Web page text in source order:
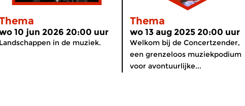
10 jun 2026 20:00 uur
Landschappen in de muziek.
Thema
wo 13 aug 2025 20:00 uur
Welkom bij de Concertzender,
een grenzeloos muziekpodium
voor avontuurlijke...